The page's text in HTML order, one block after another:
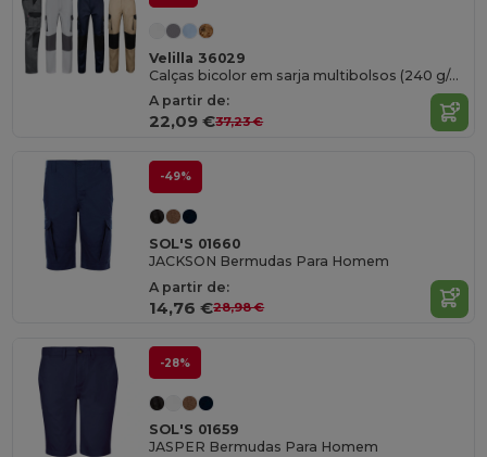
Velilla 36029
Calças bicolor em sarja multibolsos (240 g/m²), em algodão (35%) e poliéster (65%)
A partir de:
22,09 €37,23 €
-49%
SOL'S 01660
JACKSON Bermudas Para Homem
A partir de:
14,76 €28,98 €
-28%
SOL'S 01659
JASPER Bermudas Para Homem